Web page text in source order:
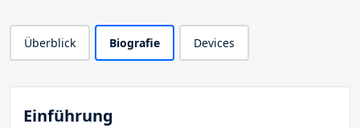
Überblick Biografie Devices
Einführung